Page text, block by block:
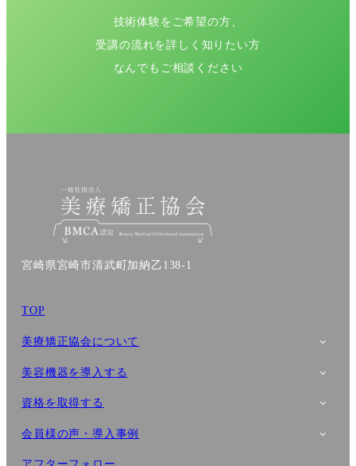
技術体験をご希望の方、
受講の流れを詳しく知りたい方
なんでもご相談ください
宮崎県宮崎市清武町加納乙138-1
TOP
美療矯正協会について
美容機器を導入する
資格を取得する
会員様の声・導入事例